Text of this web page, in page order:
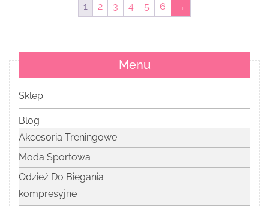
1 2 3 4 5 6 →
Menu
Sklep
Blog
Akcesoria Treningowe
Moda Sportowa
Odzież Do Biegania
kompresyjne